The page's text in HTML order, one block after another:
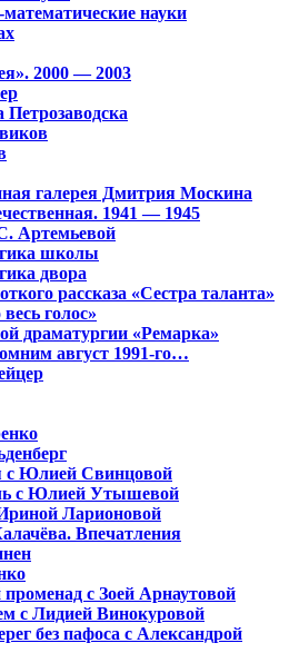
математические науки
2000 — 2003
Петрозаводска
галерея Дмитрия Москина
1941 — 1945
Артемьевой
школы
двора
рассказа «Сестра таланта»
голос»
драматургии «Ремарка»
август 1991-го…
с Юлией Свинцовой
с Юлией Утышевой
Ларионовой
Впечатления
с Зоей Арнаутовой
с Лидией Винокуровой
без пафоса с Александрой